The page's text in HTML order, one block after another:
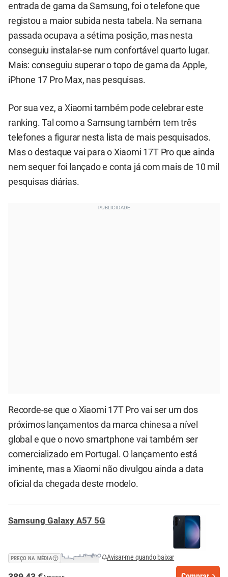
entrada de gama da Samsung, foi o telefone que
registou a maior subida nesta tabela. Na semana
passada ocupava a sétima posição, mas nesta
conseguiu instalar-se num confortável quarto lugar.
Mais: conseguiu superar o topo de gama da Apple,
iPhone 17 Pro Max, nas pesquisas.
Por sua vez, a Xiaomi também pode celebrar este
ranking. Tal como a Samsung também tem três
telefones a figurar nesta lista de mais pesquisados.
Mas o destaque vai para o Xiaomi 17T Pro que ainda
nem sequer foi lançado e conta já com mais de 10 mil
pesquisas diárias.
Recorde-se que o Xiaomi 17T Pro vai ser um dos
próximos lançamentos da marca chinesa a nível
global e que o novo smartphone vai também ser
comercializado em Portugal. O lançamento está
iminente, mas a Xiaomi não divulgou ainda a data
oficial da chegada deste modelo.
Samsung Galaxy A57 5G
PREÇO NA MÉDIA Avisar-me quando baixar